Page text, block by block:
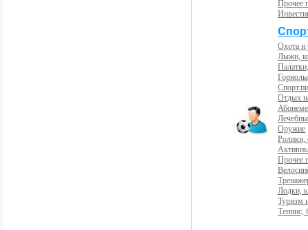
Прочее
Охота и
Лыжи,
Отдых
Оружие
Ролики,
Прочее
Лодки,
Туризм
Теннис,